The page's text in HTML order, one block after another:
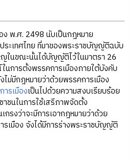
พ.ศ. 2498 นับเป็นกฎหมาย
ระเทศไทย ที่มาของพระราชบัญญัติฉบับ
ในขณะนั้นได้บัญญัติไว้ในมาตรา 26
นการตั้งพรรคการเมืองภายใต้บังคับ
ม่มีกฎหมายว่าด้วยพรรคการเมือง
ารเมืองเป็นไปด้วยความสงบเรียบร้อย
าชนในการใช้เสรีภาพจัดตั้ง
กรงว่าจะมีการเอากฎหมายว่าด้วย
เมือง จังได้มีการร่างพระราชบัญญัติ